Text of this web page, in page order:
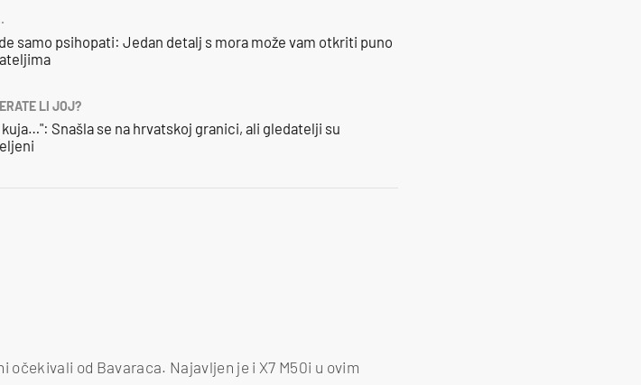
samo psihopati: Jedan detalj s mora može vam otkriti puno
LI JOJ?
kuja…": Snašla se na hrvatskoj granici, ali gledatelji su
od Bavaraca. Najavljen je i X7 M50i u ovim